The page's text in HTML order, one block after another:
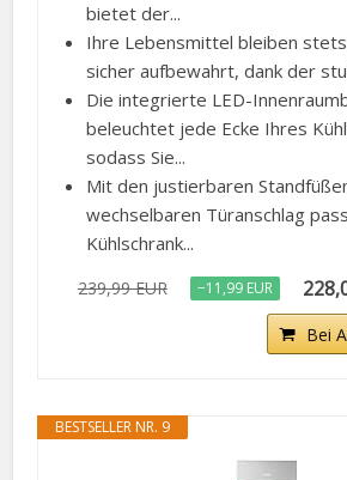
bietet der...
Ihre Lebensmittel bleiben
sicher aufbewahrt, dank der
Die integrierte LED-
beleuchtet jede Ecke Ihres
sodass Sie...
Mit den justierbaren
wechselbaren Türanschlag
Kühlschrank...
239,99 EUR −11,99 EUR
Bei
BESTSELLER NR. 9